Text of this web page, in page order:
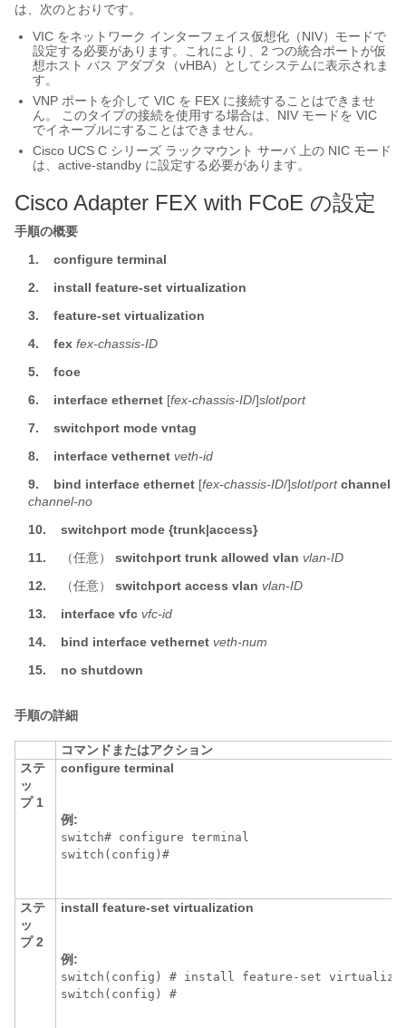
は、次のとおりです。
VIC をネットワーク インターフェイス仮想化（NIV）モードで
設定する必要があります。これにより、2 つの統合ポートが仮
想ホスト バス アダプタ（vHBA）としてシステムに表示されま
す。
VNP ポートを介して VIC を FEX に接続することはできませ
ん。 このタイプの接続を使用する場合は、NIV モードを VIC
でイネーブルにすることはできません。
Cisco UCS C シリーズ ラックマウント サーバ上の NIC モード
は、 active-standby に設定する必要があります。
Cisco Adapter FEX with FCoE の設定
手順の概要
1.
configure terminal
2.
install feature-set virtualization
3.
feature-set virtualization
4.
fex fex-chassis-ID
5.
fcoe
6.
interface ethernet [fex-chassis-ID/]slot/port
7.
switchport mode vntag
8.
interface vethernet veth-id
9.
bind interface ethernet [fex-chassis-ID/]slot/port channel
channel-no
10.
switchport mode {trunk|access}
11. （任意） switchport trunk allowed vlan vlan-ID
12. （任意） switchport access vlan vlan-ID
13.
interface vfc vfc-id
14.
bind interface vethernet veth-num
15.
no shutdown
手順の詳細
コマンドまたはアクション
ステ
ッ
プ 1
configure terminal
例:
switch# configure terminal
switch(config)#
ステ
ッ
プ 2
install feature-set virtualization
例:
switch(config) # install feature-set
switch(config) #